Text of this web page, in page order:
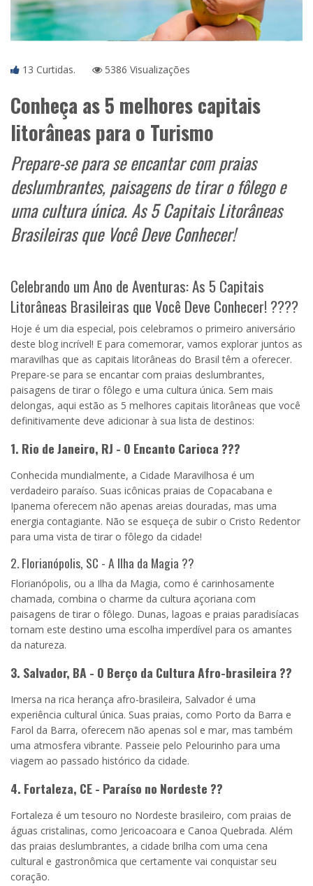
13 Curtidas. 5386 Visualizações
Conheça as 5 melhores capitais
litorâneas para o Turismo
Prepare-se para se encantar com praias
deslumbrantes, paisagens de tirar o fôlego e
uma cultura única. As 5 Capitais Litorâneas
Brasileiras que Você Deve Conhecer!
Celebrando um Ano de Aventuras: As 5 Capitais
Litorâneas Brasileiras que Você Deve Conhecer! ????
Hoje é um dia especial, pois celebramos o primeiro aniversário
deste blog incrível! E para comemorar, vamos explorar juntos as
maravilhas que as capitais litorâneas do Brasil têm a oferecer.
Prepare-se para se encantar com praias deslumbrantes,
paisagens de tirar o fôlego e uma cultura única. Sem mais
delongas, aqui estão as 5 melhores capitais litorâneas que você
definitivamente deve adicionar à sua lista de destinos:
1. Rio de Janeiro, RJ - O Encanto Carioca ???
Conhecida mundialmente, a Cidade Maravilhosa é um
verdadeiro paraíso. Suas icônicas praias de Copacabana e
Ipanema oferecem não apenas areias douradas, mas uma
energia contagiante. Não se esqueça de subir o Cristo Redentor
para uma vista de tirar o fôlego da cidade!
2. Florianópolis, SC - A Ilha da Magia ??
Florianópolis, ou a Ilha da Magia, como é carinhosamente
chamada, combina o charme da cultura açoriana com
paisagens de tirar o fôlego. Dunas, lagoas e praias paradisíacas
tornam este destino uma escolha imperdível para os amantes
da natureza.
3. Salvador, BA - O Berço da Cultura Afro-brasileira ??
Imersa na rica herança afro-brasileira, Salvador é uma
experiência cultural única. Suas praias, como Porto da Barra e
Farol da Barra, oferecem não apenas sol e mar, mas também
uma atmosfera vibrante. Passeie pelo Pelourinho para uma
viagem ao passado histórico da cidade.
4. Fortaleza, CE - Paraíso no Nordeste ??
Fortaleza é um tesouro no Nordeste brasileiro, com praias de
águas cristalinas, como Jericoacoara e Canoa Quebrada. Além
das praias deslumbrantes, a cidade brilha com uma cena
cultural e gastronômica que certamente vai conquistar seu
coração.